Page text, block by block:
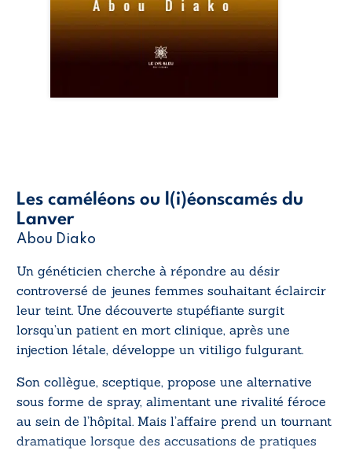
Les caméléons ou l(i)éonscamés du
Lanver
Abou Diako
Un généticien cherche à répondre au désir
controversé de jeunes femmes souhaitant éclaircir
leur teint. Une découverte stupéfiante surgit
lorsqu’un patient en mort clinique, après une
injection létale, développe un vitiligo fulgurant.
Son collègue, sceptique, propose une alternative
sous forme de spray, alimentant une rivalité féroce
au sein de l’hôpital. Mais l’affaire prend un tournant
dramatique lorsque des accusations de pratiques